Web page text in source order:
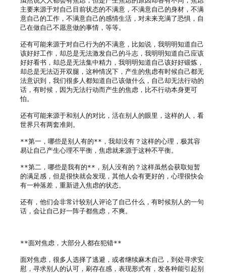
主要来源于对自己目前状态的不满意，不满意自己的身材，不满
意自己的工作，不满意自己的感情生活，对未来充满了恐惧，自
己在做自己不愿意做的事情，等等。
还有可能来源于对自己行为的不满意，比如说，我明明知道自己
该好好工作，却总是无法激发自己的斗志，我明明知道自己应该
好好看书，却总是无法集中精力，我明明知道自己该好好锻炼，
却总是无法迈开双腿，这种情况下，产生的焦虑有时候自己都无
法意识到，我们很多人都知道自己该做什么，自己却无法行动的
话，有时候，因为无法行动而产生的焦虑，比不行动本身更可
怕。
还有可能来源于和别人的对比，活在别人的眼里，这样的人，看
世界只有两套准则。
**第一，哪些是别人有的**，我却没有？这样的心理，极其容
易让自己产生心理不平衡，焦虑就来源于这种不平衡。
**第二，哪些是我有的**，别人没有的？这样虽然会获取短暂
的满足感，但是很快就会发现，其他人会有更好的，心理很快会
有一种落差，重新进入焦虑的状态。
还有，他们会非常计较别人评论了自己什么，有时候别人的一句
话，会让自己好一阵子都焦虑，不爽。
**面对焦虑，大部分人都在犯错**
面对焦虑，很多人选择了逃避，或者继续麻木自己，到处寻求安
慰，寻求别人的认可，刷存在感，表现形式有，发各种能引起别